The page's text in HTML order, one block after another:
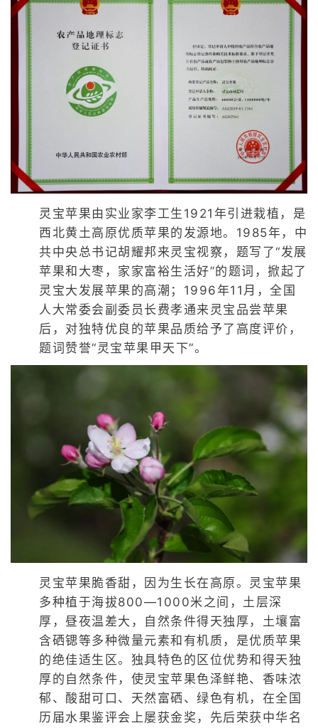
灵宝苹果由实业家李工生1921年引进栽植，是
西北黄土高原优质苹果的发源地。1985年，中
共中央总书记胡耀邦来灵宝视察，题写了“发展
苹果和大枣，家家富裕生活好”的题词，掀起了
灵宝大发展苹果的高潮；1996年11月，全国
人大常委会副委员长费孝通来灵宝品尝苹果
后，对独特优良的苹果品质给予了高度评价，
题词赞誉“灵宝苹果甲天下”。
灵宝苹果脆香甜，因为生长在高原。灵宝苹果
多种植于海拔800—1000米之间，土层深
厚，昼夜温差大，自然条件得天独厚，土壤富
含硒锶等多种微量元素和有机质，是优质苹果
的绝佳适生区。独具特色的区位优势和得天独
厚的自然条件，使灵宝苹果色泽鲜艳、香味浓
郁、酸甜可口、天然富硒、绿色有机，在全国
历届水果鉴评会上屡获金奖，先后荣获中华名